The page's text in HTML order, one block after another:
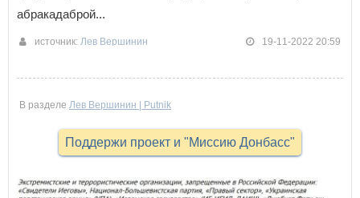
абракадаброй...
источник: Лев Вершинин 19-11-2022 20:59
В разделе Лев Вершинин | Putnik
Поддержи проект и "Миссию Донбасс"